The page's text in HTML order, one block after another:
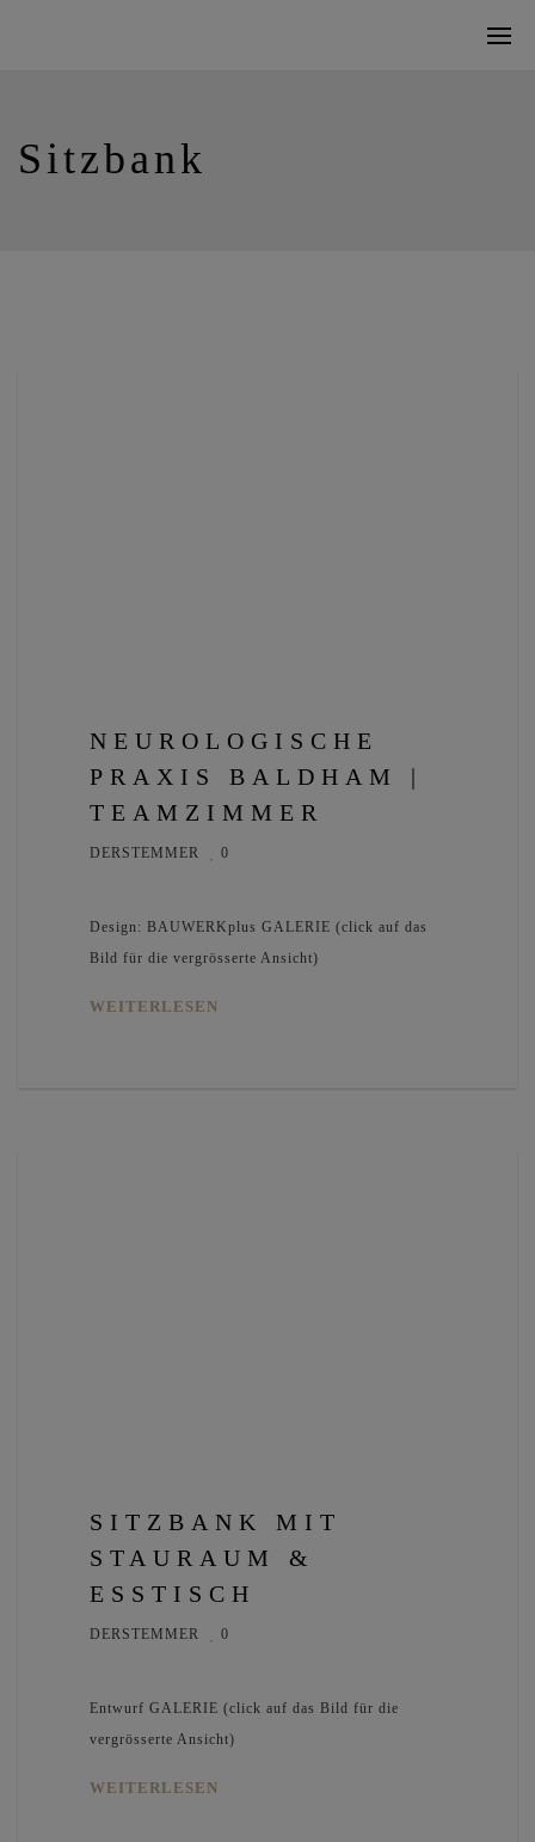
Sitzbank
NEUROLOGISCHE
PRAXIS BALDHAM |
TEAMZIMMER
DERSTEMMER 0
Design: BAUWERKplus GALERIE (click auf das
Bild für die vergrösserte Ansicht)
WEITERLESEN
SITZBANK MIT
STAURAUM &
ESSTISCH
DERSTEMMER 0
Entwurf GALERIE (click auf das Bild für die
vergrösserte Ansicht)
WEITERLESEN